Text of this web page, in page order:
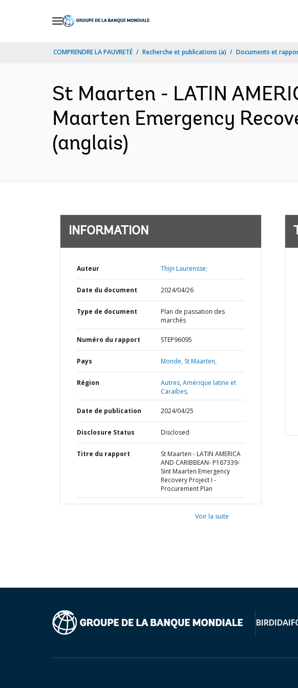
COMPRENDRE LA PAUVRETÉ Recherche et publications (a) Documents et
St Maarten - LATIN
Maarten Emergency
(anglais)
INFORMATION
Auteur Thijn Laurensse;
Date du document 2024/04/26
Type de document
Plan de passation des
marchés
Numéro du rapport STEP96095
Pays Monde, St Maarten,
Région Autres,Amérique latine et
Caraïbes,
Date de publication 2024/04/25
Disclosure Status Disclosed
Titre du rapport
St Maarten - LATIN AMERICA
AND CARIBBEAN- P167339-
Sint Maarten Emergency
Recovery Project I -
Procurement Plan
Voir la suite
BIRDIDA